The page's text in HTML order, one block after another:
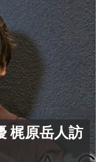
梶原岳人訪